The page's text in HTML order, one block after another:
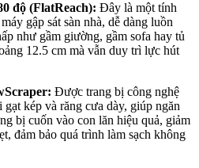
độ (FlatReach): Đây là một tính
gập sát sàn nhà, dễ dàng luồn
như gầm giường, gầm sofa hay tủ
12.5 cm mà vẫn duy trì lực hút
Được trang bị công nghệ
kép và răng cưa dày, giúp ngăn
bị cuốn vào con lăn hiệu quả, giảm
đảm bảo quá trình làm sạch không